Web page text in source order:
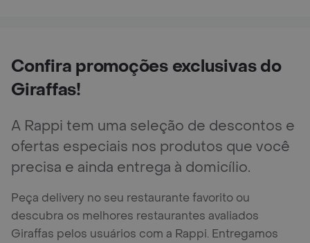
Confira promoções exclusivas do
Giraffas!
A Rappi tem uma seleção de descontos e
ofertas especiais nos produtos que você
precisa e ainda entrega à domicílio.
Peça delivery no seu restaurante favorito ou
descubra os melhores restaurantes avaliados
Giraffas pelos usuários com a Rappi. Entregamos